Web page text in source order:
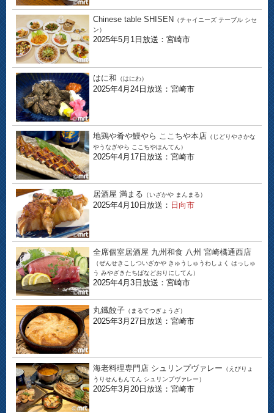
Chinese table SHISEN （チャイニーズ テーブル シセ
ン）
2025年5月1日放送：宮崎市
はに和 （はにわ）
2025年4月24日放送：宮崎市
地鶏や肴や鰻やら ここちや本店 （じどりやさかな
やうなぎやら ここちやほんてん）
2025年4月17日放送：宮崎市
居酒屋 満まる （いざかや まんまる）
2025年4月10日放送： 日向市
全席個室居酒屋 九州和食 八州 宮崎橘通西店
（ぜんせきこしついざかや きゅうしゅうわしょく はっしゅ
う みやざきたちばなどおりにしてん）
2025年4月3日放送：宮崎市
丸鐡餃子 （まるてつぎょうざ）
2025年3月27日放送：宮崎市
海老料理専門店 シュリンプヴァレー （えびりょ
うりせんもんてん シュリンプヴァレー）
2025年3月20日放送：宮崎市